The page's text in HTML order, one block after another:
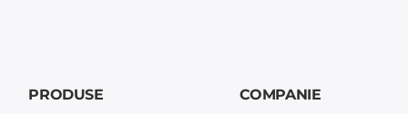
PRODUSE COMPANIE